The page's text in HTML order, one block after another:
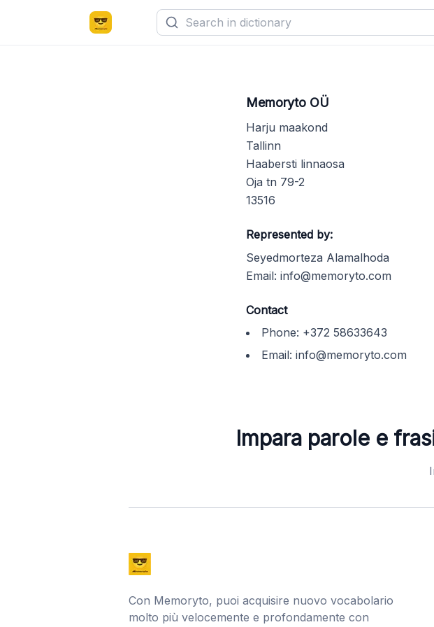
Memoryto OÜ
Harju maakond
Tallinn
Haabersti linnaosa
Oja tn 79-2
13516
Represented by:
Seyedmorteza Alamalhoda
Email: info@memoryto.com
Contact
Phone: +372 58633643
Email: info@memoryto.com
Impara parole e
Con Memoryto, puoi acquisire nuovo vocabolario
molto più velocemente e profondamente con